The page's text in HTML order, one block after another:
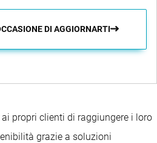
DI AGGIORNARTI
propri clienti di raggiungere i loro
grazie a soluzioni